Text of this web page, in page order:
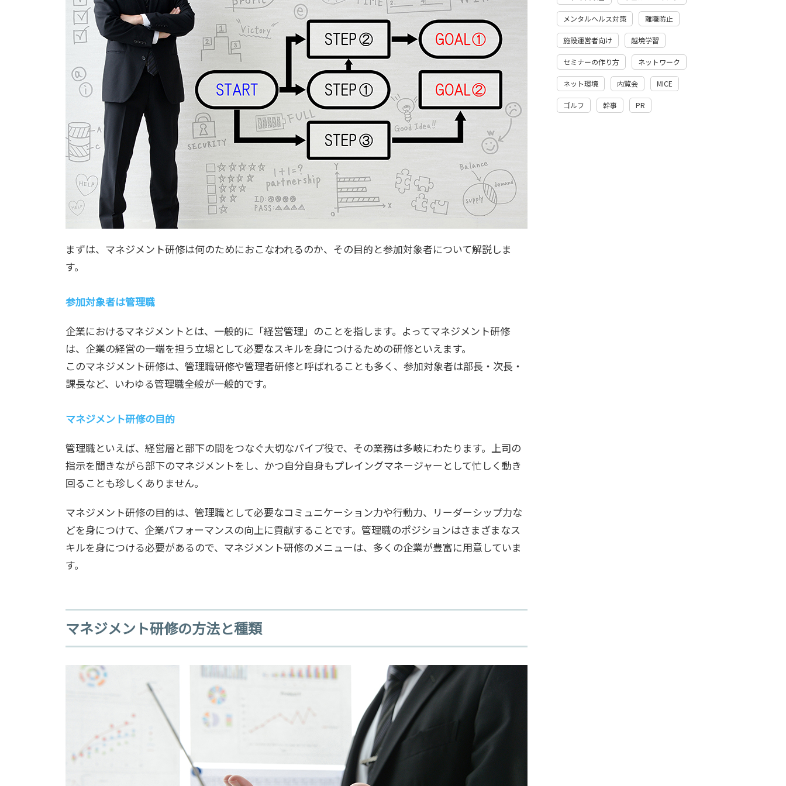
まずは、マネジメント研修は何のためにおこなわれるのか、その目的と参加対象者について解説しま
す。
参加対象者は管理職
企業におけるマネジメントとは、一般的に「経営管理」のことを指します。よってマネジメント研修
は、企業の経営の一端を担う立場として必要なスキルを身につけるための研修といえます。
このマネジメント研修は、管理職研修や管理者研修と呼ばれることも多く、参加対象者は部長・次長・
課長など、いわゆる管理職全般が一般的です。
マネジメント研修の目的
管理職といえば、経営層と部下の間をつなぐ大切なパイプ役で、その業務は多岐にわたります。上司の
指示を聞きながら部下のマネジメントをし、かつ自分自身もプレイングマネージャーとして忙しく動き
回ることも珍しくありません。
マネジメント研修の目的は、管理職として必要なコミュニケーション力や行動力、リーダーシップ力な
どを身につけて、企業パフォーマンスの向上に貢献することです。管理職のポジションはさまざまなス
キルを身につける必要があるので、マネジメント研修のメニューは、多くの企業が豊富に用意していま
す。
マネジメント研修の方法と種類
メンタルヘルス対策 離職防止
施設運営者向け 越境学習
セミナーの作り方 ネットワーク
ネット環境 内覧会 MICE
ゴルフ 幹事 PR